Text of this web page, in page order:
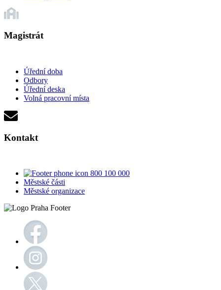
Magistrát
Úřední doba
Odbory
Úřední deska
Volná pracovní místa
Kontakt
800 100 000
Městské části
Městské organizace